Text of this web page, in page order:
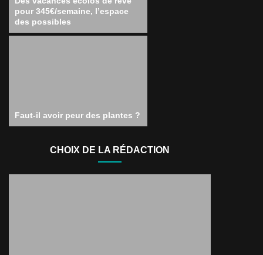
pour 345€/semaine, l’espace
des possibles
Faut-il avoir peur des plantes ?
CHOIX DE LA RÉDACTION